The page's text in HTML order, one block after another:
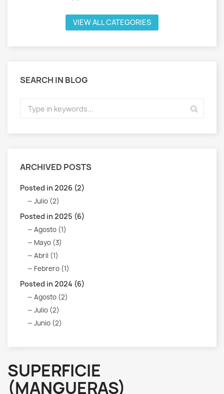
VIEW ALL CATEGORIES
SEARCH IN BLOG
ARCHIVED POSTS
Posted in 2026 (2)
Julio (2)
Posted in 2025 (6)
Agosto (1)
Mayo (3)
Abril (1)
Febrero (1)
Posted in 2024 (6)
Agosto (2)
Julio (2)
Junio (2)
SUPERFICIE
(MANGUERAS)